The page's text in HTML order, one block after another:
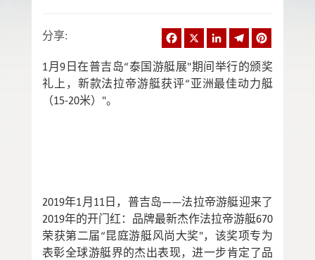
分享: Facebook LinkedInTelegram
1月9日在普吉岛“泰国游艇展"期间举行的颁奖
礼上，新款法拉帝游艇获评“亚洲最佳动力艇
（15-20米）"。
2019年1月11日，普吉岛——法拉帝游艇迎来了
2019年的开门红：品牌最新杰作法拉帝游艇670
荣获第二届“昆庭游艇风尚大奖"，该奖项专为
表彰全球游艇界的杰出表现，进一步肯定了品